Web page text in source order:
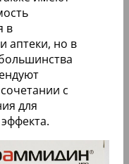
в
аптеки, но в
с
для